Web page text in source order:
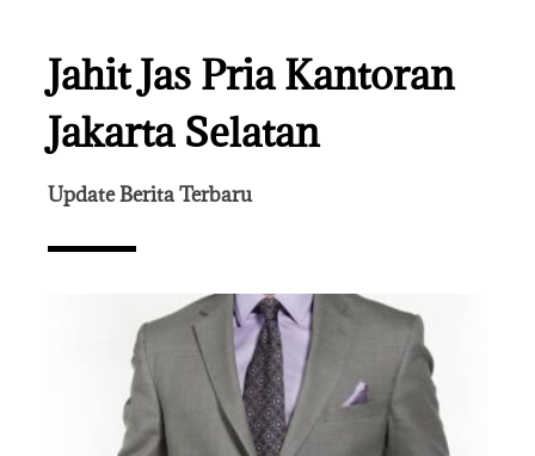
Jahit Jas Pria Kantoran
Jakarta Selatan
Update Berita Terbaru